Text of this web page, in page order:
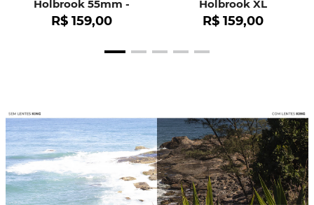
Holbrook 55mm -
OO9102
R$ 159,00
Holbrook XL
R$ 159,00